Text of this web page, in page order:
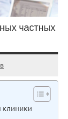
частных